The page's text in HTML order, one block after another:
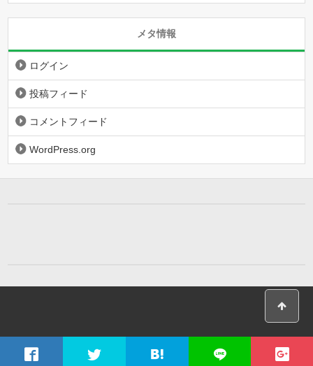
メタ情報
ログイン
投稿フィード
コメントフィード
WordPress.org